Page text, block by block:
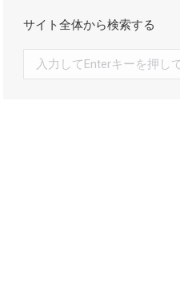
サイト全体から検索する